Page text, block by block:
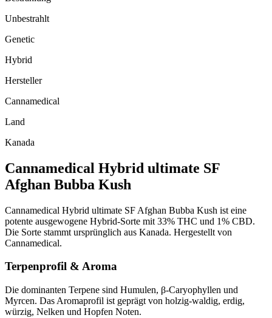
Unbestrahlt
Genetic
Hybrid
Hersteller
Cannamedical
Land
Kanada
Cannamedical Hybrid ultimate SF
Afghan Bubba Kush
Cannamedical Hybrid ultimate SF Afghan Bubba Kush ist eine
potente ausgewogene Hybrid-Sorte mit 33% THC und 1% CBD.
Die Sorte stammt ursprünglich aus Kanada. Hergestellt von
Cannamedical.
Terpenprofil & Aroma
Die dominanten Terpene sind Humulen, β-Caryophyllen und
Myrcen. Das Aromaprofil ist geprägt von holzig-waldig, erdig,
würzig, Nelken und Hopfen Noten.